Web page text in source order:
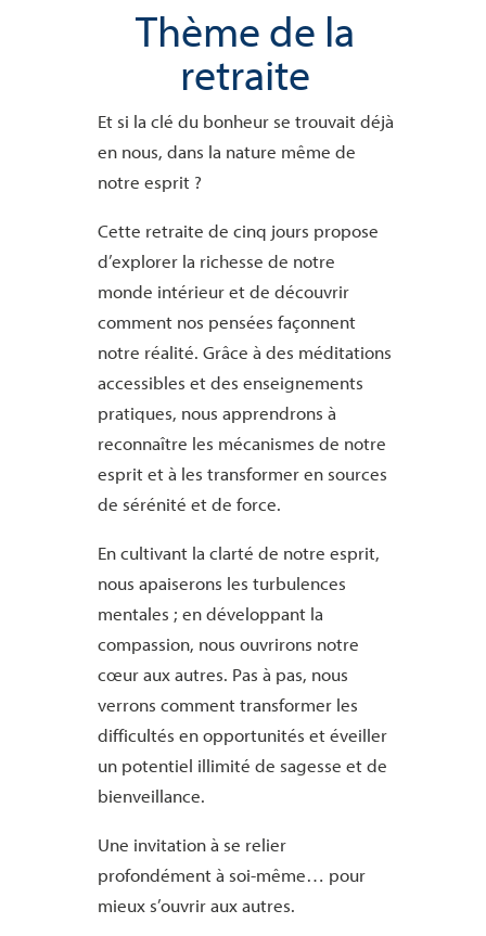
Thème de la
retraite
Et si la clé du bonheur se trouvait déjà
en nous, dans la nature même de
notre esprit ?
Cette retraite de cinq jours propose
d’explorer la richesse de notre
monde intérieur et de découvrir
comment nos pensées façonnent
notre réalité. Grâce à des méditations
accessibles et des enseignements
pratiques, nous apprendrons à
reconnaître les mécanismes de notre
esprit et à les transformer en sources
de sérénité et de force.
En cultivant la clarté de notre esprit,
nous apaiserons les turbulences
mentales ; en développant la
compassion, nous ouvrirons notre
cœur aux autres. Pas à pas, nous
verrons comment transformer les
difficultés en opportunités et éveiller
un potentiel illimité de sagesse et de
bienveillance.
Une invitation à se relier
profondément à soi-même… pour
mieux s’ouvrir aux autres.